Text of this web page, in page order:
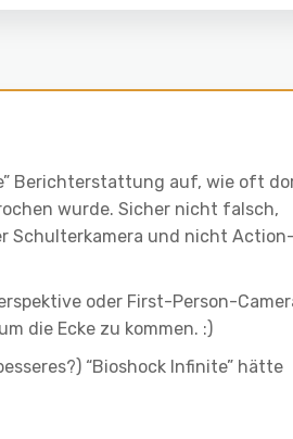
Berichterstattung auf, wie oft
wurde. Sicher nicht falsch,
Schulterkamera und nicht
oder First-Person-
die Ecke zu kommen. :)
“Bioshock Infinite” hätte